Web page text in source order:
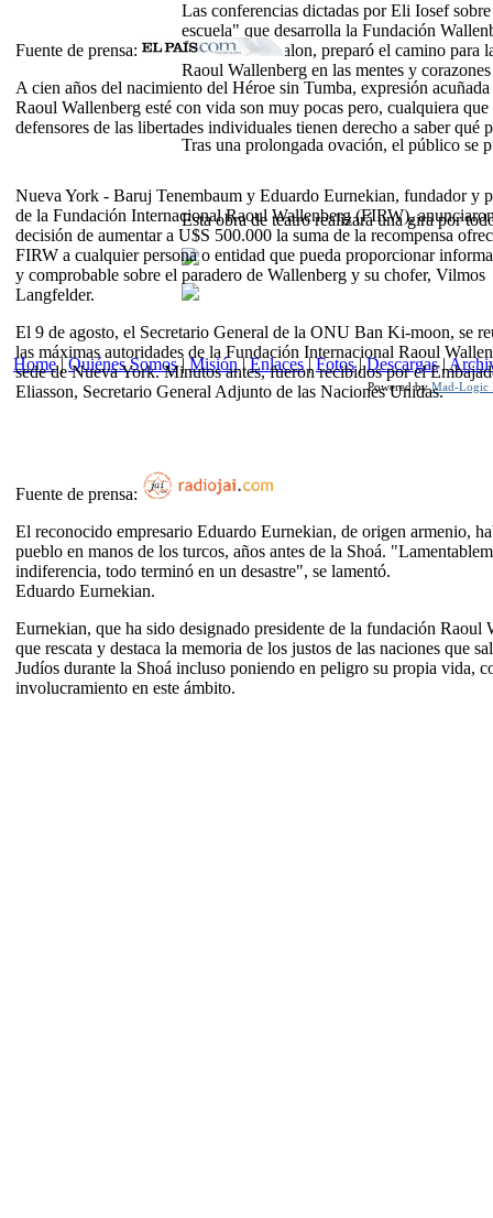
Fuente de prensa:
A cien años del nacimiento del Héroe sin Tumba, expresión
Raoul Wallenberg esté con vida son muy pocas pero, cualquiera
defensores de las libertades individuales tienen derecho a saber qué
Nueva York - Baruj Tenembaum y Eduardo Eurnekian, fundador y
de la Fundación Internacional Raoul Wallenberg (FIRW),
decisión de aumentar a U$S 500.000 la suma de la recompensa
FIRW a cualquier persona o entidad que pueda proporcionar
y comprobable sobre el paradero de Wallenberg y su chofer, Vilmos
Langfelder.
El 9 de agosto, el Secretario General de la ONU Ban Ki-moon, se
las máximas autoridades de la Fundación Internacional Raoul
sede de Nueva York. Minutos antes, fueron recibidos por el
Eliasson, Secretario General Adjunto de las Naciones Unidas.
Fuente de prensa:
El reconocido empresario Eduardo Eurnekian, de origen armenio,
pueblo en manos de los turcos, años antes de la Shoá.
indiferencia, todo terminó en un desastre", se lamentó.
Eduardo Eurnekian.
Eurnekian, que ha sido designado presidente de la fundación Raoul
que rescata y destaca la memoria de los justos de las naciones que
Judíos durante la Shoá incluso poniendo en peligro su propia vida,
involucramiento en este ámbito.
Las conferencias dictadas por Eli Iosef
escuela" que desarrolla la Fundación
Secundario Shalon, preparó el camino para
Raoul Wallenberg en las mentes y
Tras una prolongada ovación, el público se
Esta obra de teatro realizará una gira por
Home|Quiénes Somos| Misión|Enlaces|Fotos|Descargas|
Powered byMad-Logic